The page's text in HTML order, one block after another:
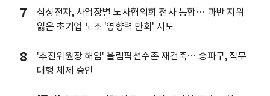
7
삼성전자, 사업장별 노사협의회 전사 통합… 과반 지위
잃은 초기업 노조 '영향력 만회' 시도
8
'추진위원장 해임' 올림픽선수촌 재건축… 송파구, 직무
대행 체제 승인